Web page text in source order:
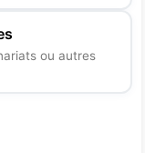
ou autres